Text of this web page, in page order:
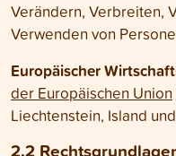
Verändern, Verbreiten,
Verwenden von
Europäischer
der Europäischen Union
Liechten­stein, Island
2.2